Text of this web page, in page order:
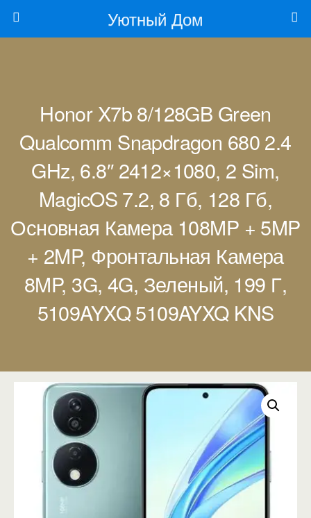
Уютный Дом
Honor X7b 8/128GB Green
Qualcomm Snapdragon 680 2.4
GHz, 6.8″ 2412×1080, 2 Sim,
MagicOS 7.2, 8 Гб, 128 Гб,
Основная Камера 108MP + 5MP
+ 2MP, Фронтальная Камера
8MP, 3G, 4G, Зеленый, 199 Г,
5109AYXQ 5109AYXQ KNS